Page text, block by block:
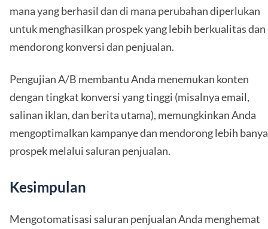
mana yang berhasil dan di mana perubahan diperlukan
untuk menghasilkan prospek yang lebih berkualitas dan
mendorong konversi dan penjualan.
Pengujian A/B membantu Anda menemukan konten
dengan tingkat konversi yang tinggi (misalnya email,
salinan iklan, dan berita utama), memungkinkan Anda
mengoptimalkan kampanye dan mendorong lebih
prospek melalui saluran penjualan.
Kesimpulan
Mengotomatisasi saluran penjualan Anda menghemat